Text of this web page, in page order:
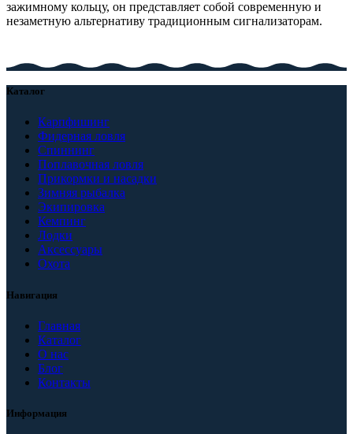
зажимному кольцу, он представляет собой современную и
незаметную альтернативу традиционным сигнализаторам.
Каталог
Карпфишинг
Фидерная ловля
Спиннинг
Поплавочная ловля
Прикормки и насадки
Зимняя рыбалка
Экипировка
Кемпинг
Лодки
Аксессуары
Охота
Навигация
Главная
Каталог
О нас
Блог
Контакты
Информация